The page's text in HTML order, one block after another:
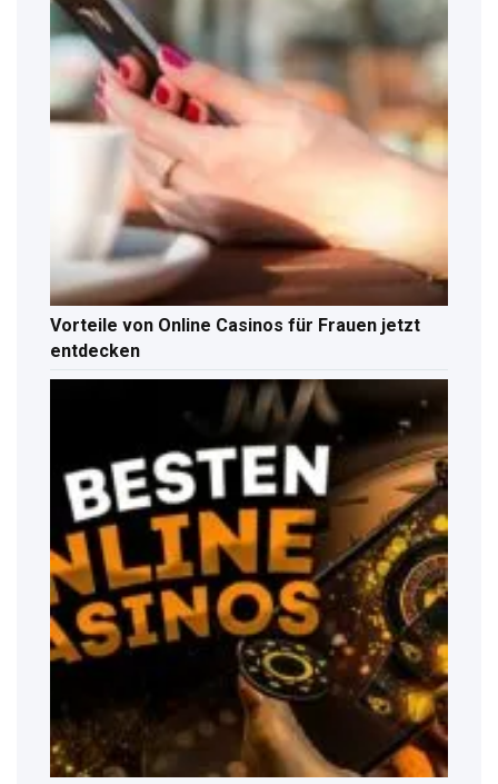
Vorteile von Online Casinos für Frauen jetzt
entdecken